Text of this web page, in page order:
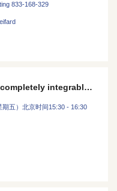
833-168-329
On perturbation of completely integrable PDEs
期五）北京时间15:30 - 16:30